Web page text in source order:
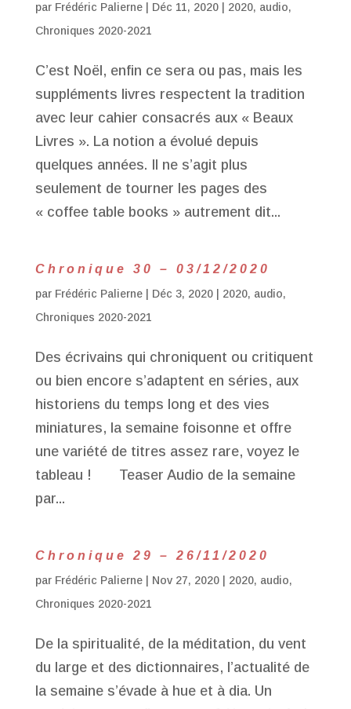
par Frédéric Palierne| Déc 11, 2020| 2020, audio,
Chroniques 2020-2021
C’est Noël, enfin ce sera ou pas, mais les
suppléments livres respectent la tradition
avec leur cahier consacrés aux « Beaux
Livres ». La notion a évolué depuis
quelques années. Il ne s’agit plus
seulement de tourner les pages des
« coffee table books » autrement dit...
Chronique 30 – 03/12/2020
par Frédéric Palierne| Déc 3, 2020| 2020, audio,
Chroniques 2020-2021
Des écrivains qui chroniquent ou critiquent
ou bien encore s’adaptent en séries, aux
historiens du temps long et des vies
miniatures, la semaine foisonne et offre
une variété de titres assez rare, voyez le
tableau ! Teaser Audio de la semaine
par...
Chronique 29 – 26/11/2020
par Frédéric Palierne| Nov 27, 2020| 2020, audio,
Chroniques 2020-2021
De la spiritualité, de la méditation, du vent
du large et des dictionnaires, l’actualité de
la semaine s’évade à hue et à dia. Un